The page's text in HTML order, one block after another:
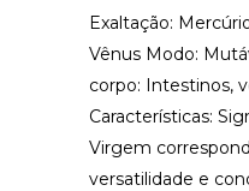
Exaltação:
Vênus Modo:
corpo: Intestinos,
Características:
Virgem
versatilidade e